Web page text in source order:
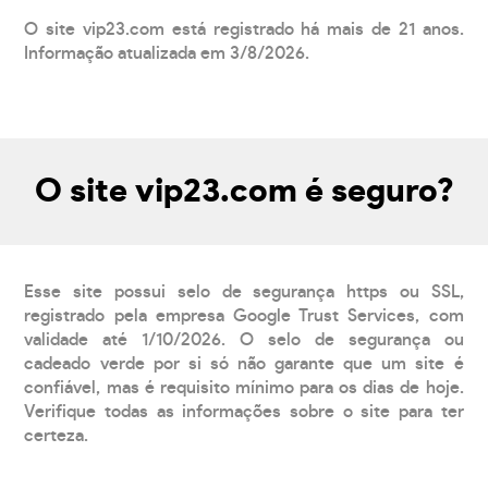
O site vip23.com está registrado há mais de 21 anos.
Informação atualizada em 3/8/2026.
O site vip23.com é seguro?
Esse site possui selo de segurança https ou SSL,
registrado pela empresa Google Trust Services, com
validade até 1/10/2026. O selo de segurança ou
cadeado verde por si só não garante que um site é
confiável, mas é requisito mínimo para os dias de hoje.
Verifique todas as informações sobre o site para ter
certeza.